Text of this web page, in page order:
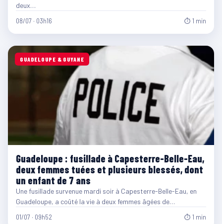
deux…
08/07 · 03h16 ⏱ 1 min
GUADELOUPE & GUYANE
Guadeloupe : fusillade à Capesterre-Belle-Eau,
deux femmes tuées et plusieurs blessés, dont
un enfant de 7 ans
Une fusillade survenue mardi soir à Capesterre-Belle-Eau, en
Guadeloupe, a coûté la vie à deux femmes âgées de…
01/07 · 09h52 ⏱ 1 min